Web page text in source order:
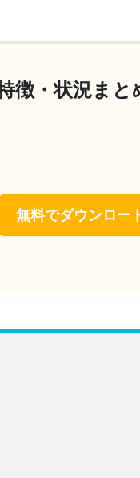
徴・状況まと
無料でダウンロー